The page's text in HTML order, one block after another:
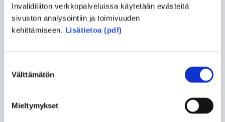
Invalidiliiton verkkopalveluissa käytetään evästeitä
sivuston analysointiin ja toimivuuden
kehittämiseen. Lisätietoa (pdf)
valinta
Välttämätön
Mieltymykset
seminaareihin ja tapahtumiin. Oli huikeaa tajuta, että
harvinaisia on Euroopassa 30 miljoonaa, koko
maailmassa noin 350 miljoonaa! En todellakaan ole
hallituksen jäsen, Marfan-lehden päätoimittaja sekä